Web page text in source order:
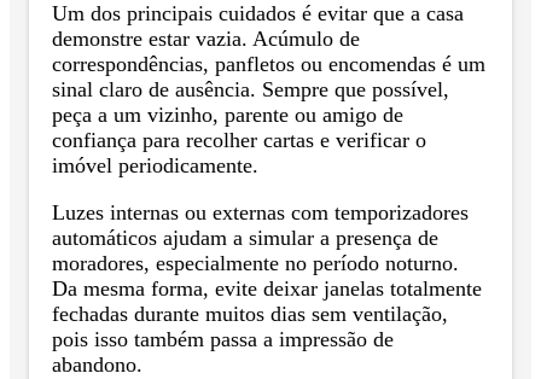
Um dos principais cuidados é evitar que a casa
demonstre estar vazia. Acúmulo de
correspondências, panfletos ou encomendas é um
sinal claro de ausência. Sempre que possível,
peça a um vizinho, parente ou amigo de
confiança para recolher cartas e verificar o
imóvel periodicamente.
Luzes internas ou externas com temporizadores
automáticos ajudam a simular a presença de
moradores, especialmente no período noturno.
Da mesma forma, evite deixar janelas totalmente
fechadas durante muitos dias sem ventilação,
pois isso também passa a impressão de
abandono.